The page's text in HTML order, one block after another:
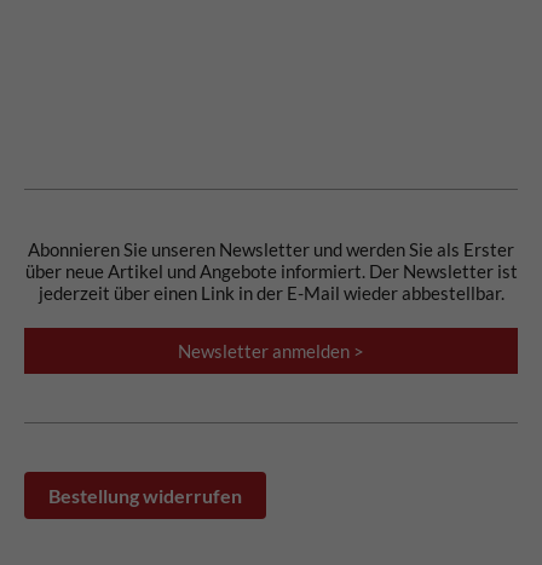
Abonnieren Sie unseren Newsletter und werden Sie als Erster
über neue Artikel und Angebote informiert. Der Newsletter ist
jederzeit über einen Link in der E-Mail wieder abbestellbar.
Newsletter anmelden >
Bestellung widerrufen